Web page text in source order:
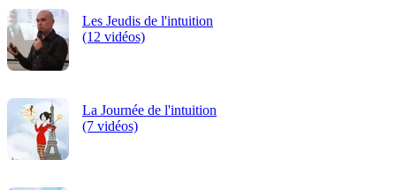
Les Jeudis de l'intuition
(12 vidéos)
La Journée de l'intuition
(7 vidéos)